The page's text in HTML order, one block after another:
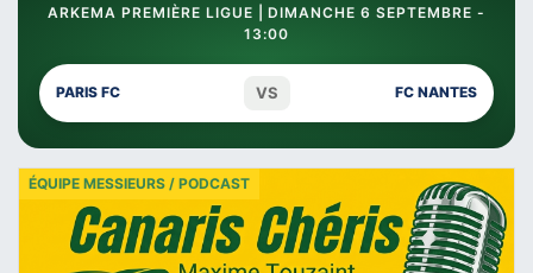
ARKEMA PREMIÈRE LIGUE | DIMANCHE 6 SEPTEMBRE -
13:00
PARIS FC VS FC NANTES
ÉQUIPE MESSIEURS / PODCAST